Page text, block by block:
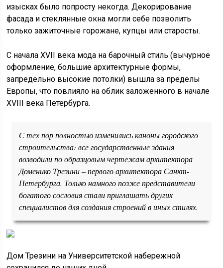
изысках было попросту некогда. Декорирование
фасада и стеклянные окна могли себе позволить
только зажиточные горожане, купцы или старосты.
С начала XVII века мода на барочный стиль (вычурное
оформление, большие архитектурные формы,
запредельно высокие потолки) вышла за пределы
Европы, что повлияло на облик заложенного в начале
XVIII века Петербурга.
С тех пор полностью изменились каноны городского
строительства: все государственные здания
возводили по образцовым чертежам архитектора
Доменико Трезини – первого архитектора Санкт-
Петербурга. Только намного позже представители
богатого сословия стали приглашать других
специалистов для создания строений в иных стилях.
Дом Трезини на Университетской набережной